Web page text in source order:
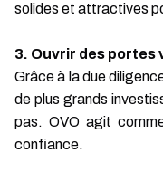
solides et attractives
3. Ouvrir des portes
Grâce à la due
de plus grands
pas. OVO agit
confiance.